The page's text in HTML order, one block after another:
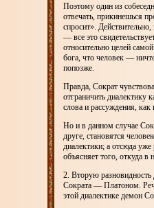
Поэтому один из
отвечать, прикинешься
спросит».
— все это
относительно целей
бога, что человек —
попозже.
Правда, Сократ
отграничить диалектику
слова и рассуждения,
Но и в данном случае
друге, становятся
диалектики; а отсюда
объясняет того, откуда
2. Вторую разновидность
Сократа — Платоном.
этой диалектике демон